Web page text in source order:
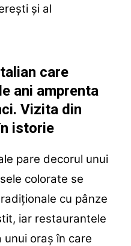
și al
care
ani amprenta
Vizita din
istorie
pare decorul unui
colorate se
cu pânze
iar restaurantele
unui oraș în care